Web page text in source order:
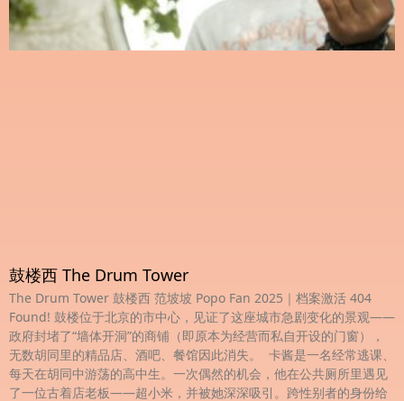
鼓楼西 The Drum Tower
The Drum Tower 鼓楼西 范坡坡 Popo Fan 2025｜档案激活 404
Found! 鼓楼位于北京的市中心，见证了这座城市急剧变化的景观——
政府封堵了“墙体开洞”的商铺（即原本为经营而私自开设的门窗），
无数胡同里的精品店、酒吧、餐馆因此消失。 卡酱是一名经常逃课、
每天在胡同中游荡的高中生。一次偶然的机会，他在公共厕所里遇见
了一位古着店老板——超小米，并被她深深吸引。跨性别者的身份给